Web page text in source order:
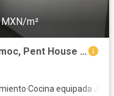
m²
Departamento Centro Cuauhtémoc, Pent House Piso 16
·Cocina equipada·